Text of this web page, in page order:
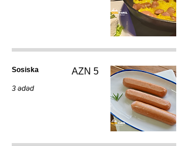
Sosiska
3 ədəd
AZN 5